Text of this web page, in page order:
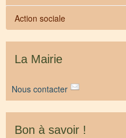
Action sociale
La Mairie
Nous contacter
Bon à savoir !